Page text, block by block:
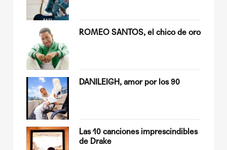
ROMEO SANTOS, el chico de oro
DANILEIGH, amor por los 90
Las 10 canciones imprescindibles
de Drake